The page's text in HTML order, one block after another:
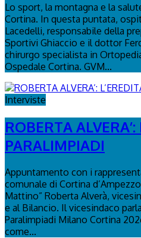
Lo sport, la montagna e la
Cortina. In questa puntata,
Lacedelli, responsabile della
Sportivi Ghiaccio e il dottor
chirurgo specialista in
Ospedale Cortina. GVM...
Interviste
ROBERTA ALVERA’:
PARALIMPIADI
Appuntamento con i
comunale di Cortina
Mattino” Roberta Alverà,
e al Bilancio. Il vicesindaco
Paralimpiadi Milano Cortina
come...